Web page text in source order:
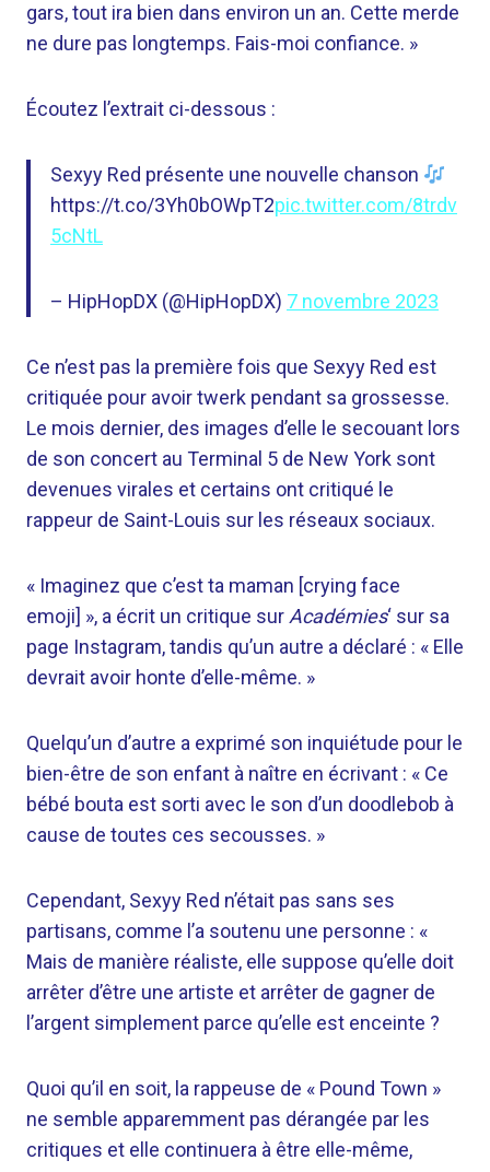
gars, tout ira bien dans environ un an. Cette merde
ne dure pas longtemps. Fais-moi confiance. »
Écoutez l’extrait ci-dessous :
Sexyy Red présente une nouvelle chanson
https://t.co/3Yh0bOWpT2pic.twitter.com/8trdv
5cNtL
– HipHopDX (@HipHopDX) 7 novembre 2023
Ce n’est pas la première fois que Sexyy Red est
critiquée pour avoir twerk pendant sa grossesse.
Le mois dernier, des images d’elle le secouant lors
de son concert au Terminal 5 de New York sont
devenues virales et certains ont critiqué le
rappeur de Saint-Louis sur les réseaux sociaux.
« Imaginez que c’est ta maman [crying face
emoji] », a écrit un critique sur Académies‘ sur sa
page Instagram, tandis qu’un autre a déclaré : « Elle
devrait avoir honte d’elle-même. »
Quelqu’un d’autre a exprimé son inquiétude pour le
bien-être de son enfant à naître en écrivant : « Ce
bébé bouta est sorti avec le son d’un doodlebob à
cause de toutes ces secousses. »
Cependant, Sexyy Red n’était pas sans ses
partisans, comme l’a soutenu une personne : «
Mais de manière réaliste, elle suppose qu’elle doit
arrêter d’être une artiste et arrêter de gagner de
l’argent simplement parce qu’elle est enceinte ?
Quoi qu’il en soit, la rappeuse de « Pound Town »
ne semble apparemment pas dérangée par les
critiques et elle continuera à être elle-même,